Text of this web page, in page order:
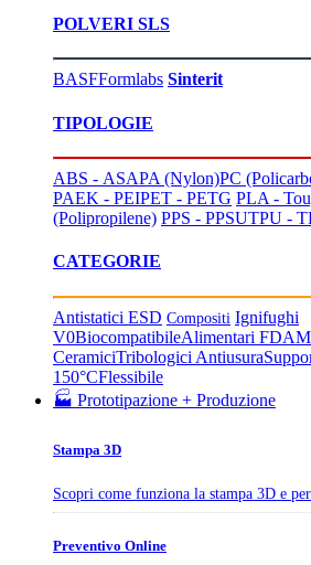
POLVERI SLS
BASFFormlabs Sinterit
TIPOLOGIE
ABS - ASAPA (Nylon)PC
PAEK - PEIPET - PETG PLA -
(Polipropilene) PPS - PPSUTPU -
CATEGORIE
Antistatici ESD Compositi Ignifughi
V0BiocompatibileAlimentari FDA
CeramiciTribologici Antiusura
150°CFlessibile
🏭 Prototipazione + Produzione
Stampa 3D
Scopri come funziona la stampa 3D e
Preventivo Online